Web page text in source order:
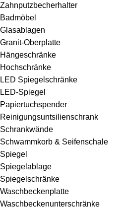
Zahnputzbecherhalter
Badmöbel
Glasablagen
Granit-Oberplatte
Hängeschränke
Hochschränke
LED Spiegelschränke
LED-Spiegel
Papiertuchspender
Reinigungsuntsilienschrank
Schrankwände
Schwammkorb & Seifenschale
Spiegel
Spiegelablage
Spiegelschränke
Waschbeckenplatte
Waschbeckenunterschränke